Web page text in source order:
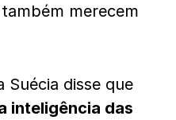
merecem
Suécia disse que
inteligência das